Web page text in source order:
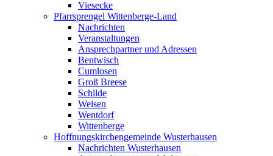
Viesecke
Pfarrsprengel Wittenberge-Land
Nachrichten
Veranstaltungen
Ansprechpartner und Adressen
Bentwisch
Cumlosen
Groß Breese
Schilde
Weisen
Wentdorf
Wittenberge
Hoffnungskirchengemeinde Wusterhausen
Nachrichten Wusterhausen